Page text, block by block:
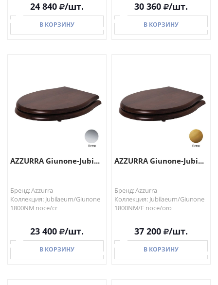
24 840 /шт.
В КОРЗИНУ
30 360 /шт.
В КОРЗИНУ
AZZURRA Giunone-Jubi...
Бренд: Azzurra
Коллекция: Jubilaeum/Giunone
1800NM noce/cr
23 400 /шт.
В КОРЗИНУ
AZZURRA Giunone-Jubi...
Бренд: Azzurra
Коллекция: Jubilaeum/Giunone
1800NM/F noce/oro
37 200 /шт.
В КОРЗИНУ